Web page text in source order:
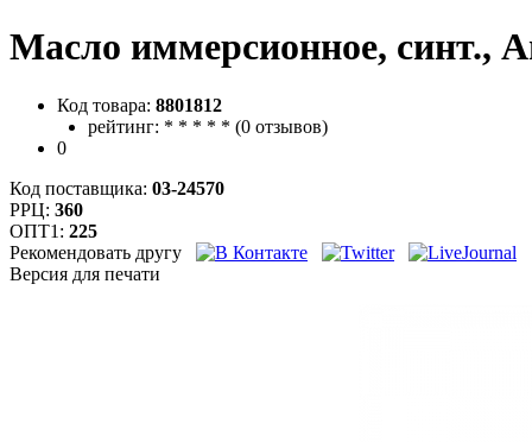
Масло иммерсионное, синт.,
Код товара: 8801812
рейтинг: * * * * * (0 отзывов)
0
Код поставщика: 03-24570
РРЦ: 360
ОПТ1: 225
Рекомендовать другу
Версия для печати